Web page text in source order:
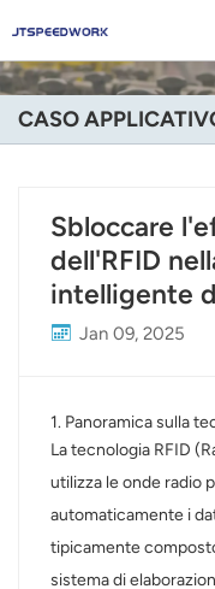
+86 -18681515767
CASO
Sbloccare
dell'RFID
intelligente
Jan 09, 2025
1. Panoramica sulla
La tecnologia RFID
utilizza le onde radio
automaticamente i
tipicamente
sistema di